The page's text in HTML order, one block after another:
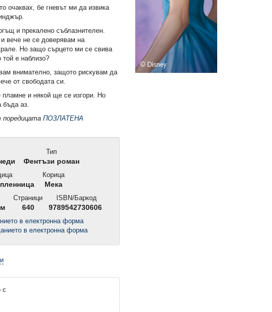
очаквах, бе гневът ми да извика
и прекалено съблазнителен.
вече не се доверявам на
Но защо сърцето ми се свива
той е наблизо?
внимателно, защото рискувам да
от свободата си.
и някой ще се изгори. Но
бъда аз.
поредицатаПОЗЛАТЕНА
Тип
Фентъзи роман
Корица
Мека
Страници
640
ISBN/Баркод
9789542730606
в електронна форма
с